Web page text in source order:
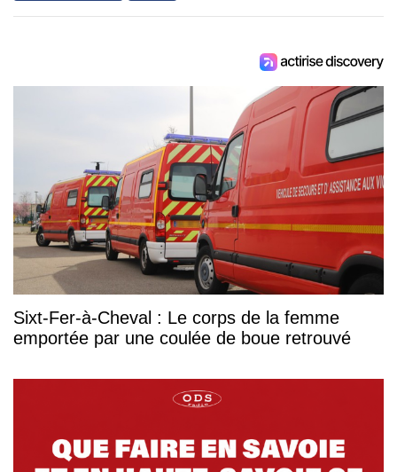
Sixt-Fer-à-Cheval : Le corps de la femme
emportée par une coulée de boue retrouvé